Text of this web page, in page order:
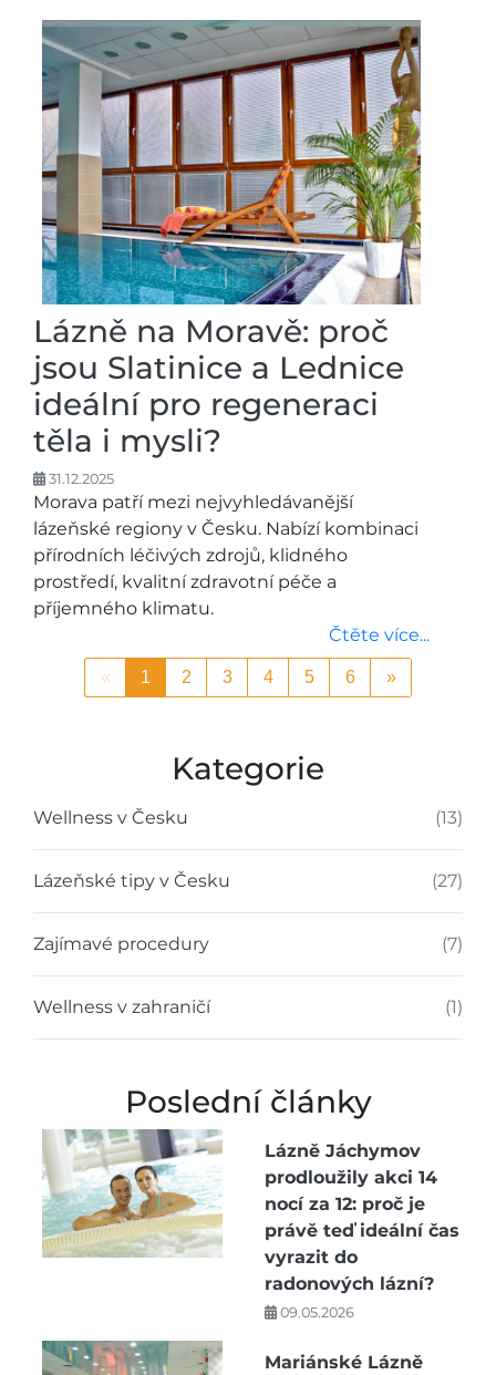
Kategorie
Wellness v Česku (13)
Lázeňské tipy v Česku (27)
Zajímavé procedury (7)
Wellness v zahraničí (1)
Poslední články
Lázně Jáchymov
prodloužily akci 14
nocí za 12: proč je
právě teď ideální čas
vyrazit do
radonových lázní?
09.05.2026
Mariánské Lázně
Lázně na Moravě: proč
jsou Slatinice a Lednice
ideální pro regeneraci
těla i mysli?
31.12.2025
Morava patří mezi nejvyhledávanější
lázeňské regiony v Česku. Nabízí kombinaci
přírodních léčivých zdrojů, klidného
prostředí, kvalitní zdravotní péče a
příjemného klimatu.
Čtěte více...
« 1 2 3 4 5 6 »